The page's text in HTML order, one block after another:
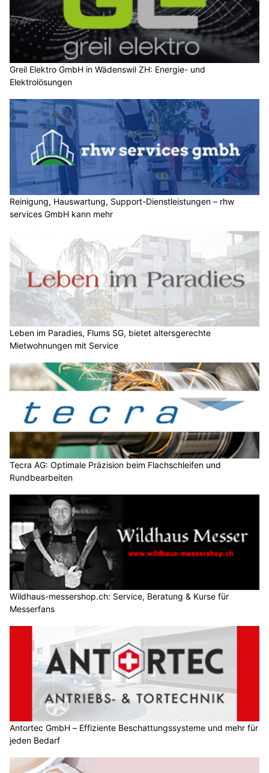
Greil Elektro GmbH in Wädenswil ZH: Energie- und
Elektrolösungen
Reinigung, Hauswartung, Support-Dienstleistungen – rhw
services GmbH kann mehr
Leben im Paradies, Flums SG, bietet altersgerechte
Mietwohnungen mit Service
Tecra AG: Optimale Präzision beim Flachschleifen und
Rundbearbeiten
Wildhaus-messershop.ch: Service, Beratung & Kurse für
Messerfans
Antortec GmbH – Effiziente Beschattungssysteme und mehr für
jeden Bedarf